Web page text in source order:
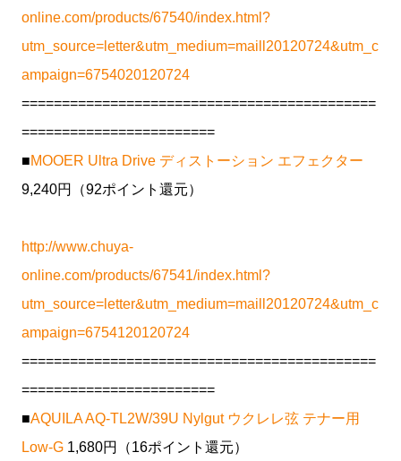
online.com/products/67540/index.html?
utm_source=letter&utm_medium=maill20120724&utm_c
ampaign=6754020120724
============================================
========================
■MOOER Ultra Drive ディストーション エフェクター
9,240円（92ポイント還元）
http://www.chuya-
online.com/products/67541/index.html?
utm_source=letter&utm_medium=maill20120724&utm_c
ampaign=6754120120724
============================================
========================
■AQUILA AQ-TL2W/39U Nylgut ウクレレ弦 テナー用
Low-G 1,680円（16ポイント還元）